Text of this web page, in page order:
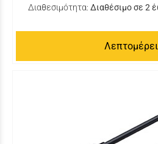
Διαθεσιμότητα: Διαθέσιμο σε 2